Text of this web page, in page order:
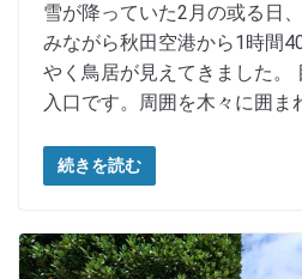
雪が降っていた2月の或る日
みながら秋田空港から1時間
やく鳥居が見えてきました。
入口です。周囲を木々に囲ま
続きを読む